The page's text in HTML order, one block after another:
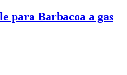
para Barbacoa a gas